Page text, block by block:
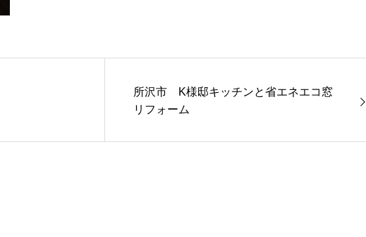
所沢市 K様邸キッチンと省エネエコ窓
リフォーム